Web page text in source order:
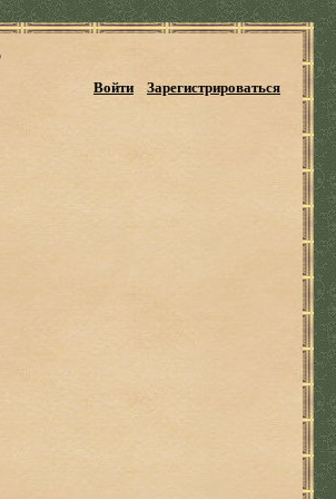
Войти Зарегистрироваться